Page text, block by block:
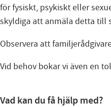
för fysiskt, psykiskt eller
skyldiga att anmäla detta till
Observera att
Vid behov bokar vi även en
Vad kan du få hjälp med?